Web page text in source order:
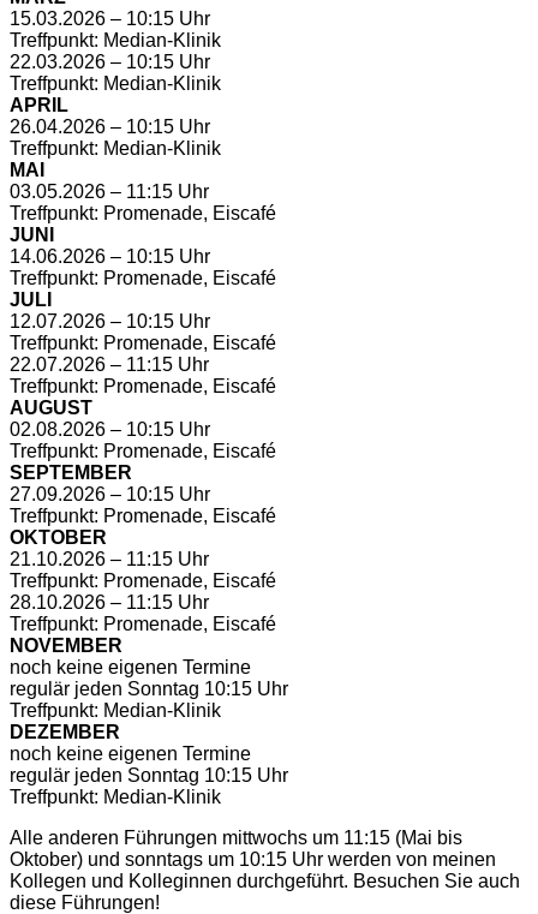
15.03.2026 – 10:15 Uhr
Treffpunkt: Median-Klinik
22.03.2026 – 10:15 Uhr
Treffpunkt: Median-Klinik
APRIL
26.04.2026 – 10:15 Uhr
Treffpunkt: Median-Klinik
MAI
03.05.2026 – 11:15 Uhr
Treffpunkt: Promenade, Eiscafé
JUNI
14.06.2026 – 10:15 Uhr
Treffpunkt: Promenade, Eiscafé
JULI
12.07.2026 – 10:15 Uhr
Treffpunkt: Promenade, Eiscafé
22.07.2026 – 11:15 Uhr
Treffpunkt: Promenade, Eiscafé
AUGUST
02.08.2026 – 10:15 Uhr
Treffpunkt: Promenade, Eiscafé
SEPTEMBER
27.09.2026 – 10:15 Uhr
Treffpunkt: Promenade, Eiscafé
OKTOBER
21.10.2026 – 11:15 Uhr
Treffpunkt: Promenade, Eiscafé
28.10.2026 – 11:15 Uhr
Treffpunkt: Promenade, Eiscafé
NOVEMBER
noch keine eigenen Termine
regulär jeden Sonntag 10:15 Uhr
Treffpunkt: Median-Klinik
DEZEMBER
noch keine eigenen Termine
regulär jeden Sonntag 10:15 Uhr
Treffpunkt: Median-Klinik
Alle anderen Führungen mittwochs um 11:15 (Mai bis
Oktober) und sonntags um 10:15 Uhr werden von meinen
Kollegen und Kolleginnen durchgeführt. Besuchen Sie auch
diese Führungen!